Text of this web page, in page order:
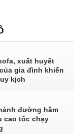
xuất huyết
gia đình khiến
kịch
đường hầm
cao tốc chạy